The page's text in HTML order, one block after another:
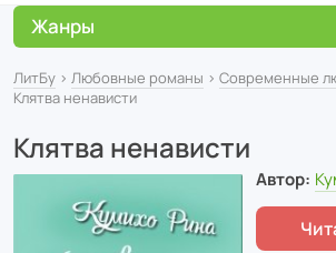
ЛитБу › Любовные романы › Современные
Клятва ненависти
Клятва ненависти
Автор:
Жанры